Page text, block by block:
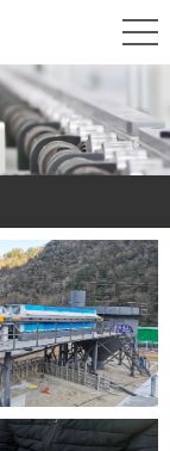
沙厂全套排污处理案例